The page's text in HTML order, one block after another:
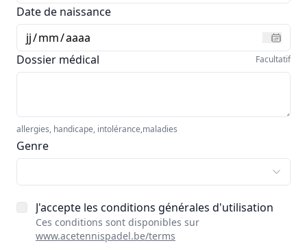
Date de naissance
jj/mm/aaaa
Dossier médical
Facultatif
allergies, handicape, intolérance,maladies
Genre
J'accepte les conditions générales d'utilisation
Ces conditions sont disponibles sur
www.acetennispadel.be/terms